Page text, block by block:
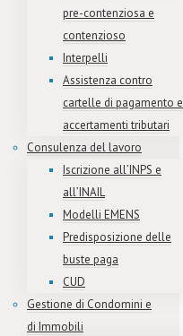
pre-contenziosa e
contenzioso
Interpelli
Assistenza contro
cartelle di pagamento e
accertamenti tributari
Consulenza del lavoro
Iscrizione all’INPS e
all’INAIL
Modelli EMENS
Predisposizione delle
buste paga
CUD
Gestione di Condomini e
di Immobili